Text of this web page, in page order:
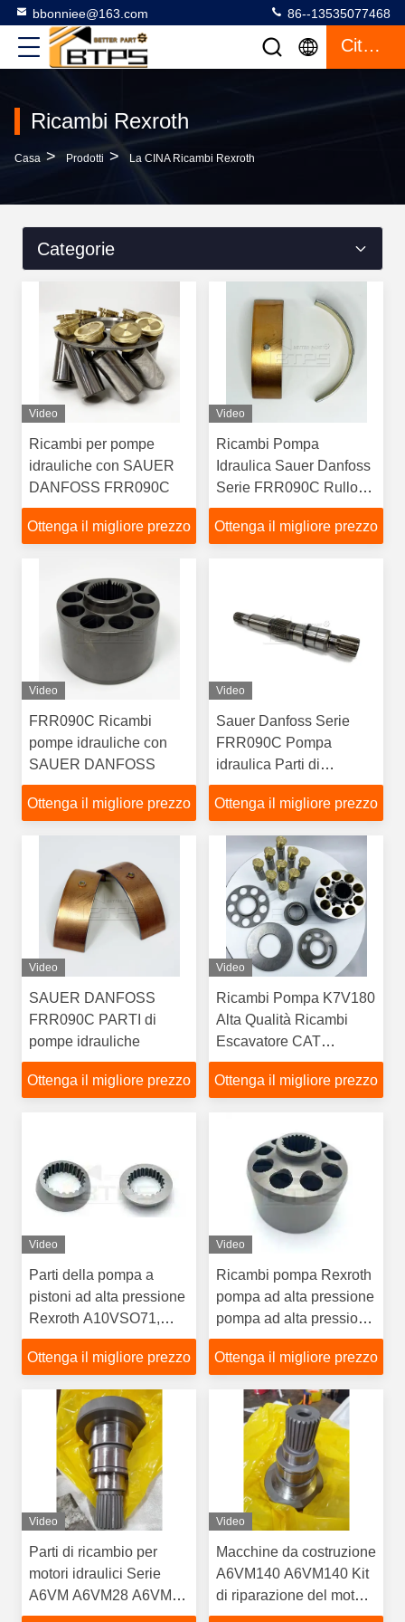
bbonniee@163.com 86--13535077468
Citazione
Ricambi Rexroth
Casa > Prodotti > La CINA Ricambi Rexroth
Categorie
Video
Ricambi per pompe
idrauliche con SAUER
DANFOSS FRR090C
Ottenga il migliore prezzo
Video
Ricambi Pompa
Idraulica Sauer Danfoss
Serie FRR090C Rullo
Stradale Escavatore Gru
Ottenga il migliore prezzo
Video
FRR090C Ricambi
pompe idrauliche con
SAUER DANFOSS
Ottenga il migliore prezzo
Video
Sauer Danfoss Serie
FRR090C Pompa
idraulica Parti di
ricambio
Ottenga il migliore prezzo
Video
SAUER DANFOSS
FRR090C PARTI di
pompe idrauliche
Ottenga il migliore prezzo
Video
Ricambi Pompa K7V180
Alta Qualità Ricambi
Escavatore CAT
K7V180
K7V180DTP1C9
Ottenga il migliore prezzo
Video
Parti della pompa a
pistoni ad alta pressione
Rexroth A10VSO71,
parti di riparazione del
corpo pompa e della
dell'olio REXROTH
A10VO71
Ottenga il migliore prezzo
Video
Ricambi pompa Rexroth
pompa ad alta pressione
pompa ad alta pressione
con 12 mesi di garanzia
3 giorni di consegna
Ottenga il migliore prezzo
Video
Parti di ricambio per
motori idraulici Serie
A6VM A6VM28 A6VM55
Per riparazione di
Video
Macchine da costruzione
A6VM140 A6VM140 Kit
di riparazione del motore
idraulico Parte di